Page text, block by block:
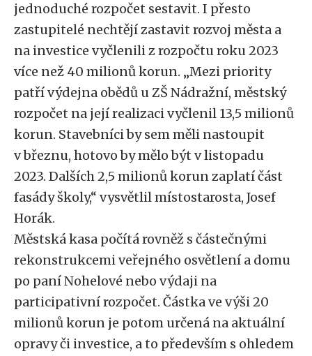
jednoduché rozpočet sestavit. I přesto
zastupitelé nechtějí zastavit rozvoj města a
na investice vyčlenili z rozpočtu roku 2023
více než 40 milionů korun. „Mezi priority
patří výdejna obědů u ZŠ Nádražní, městský
rozpočet na její realizaci vyčlenil 13,5 milionů
korun. Stavebníci by sem měli nastoupit
v březnu, hotovo by mělo být v listopadu
2023. Dalších 2,5 milionů korun zaplatí část
fasády školy,“ vysvětlil místostarosta, Josef
Horák.
Městská kasa počítá rovněž s částečnými
rekonstrukcemi veřejného osvětlení a domu
po paní Nohelové nebo výdaji na
participativní rozpočet. Částka ve výši 20
milionů korun je potom určená na aktuální
opravy či investice, a to především s ohledem